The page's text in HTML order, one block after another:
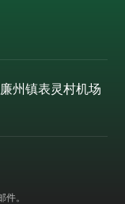
州镇表灵村机场
。